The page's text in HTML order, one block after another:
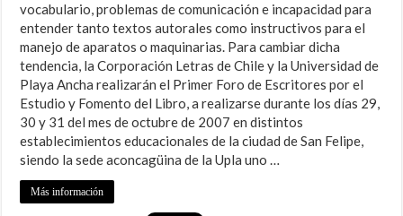
vocabulario, problemas de comunicación e incapacidad para
entender tanto textos autorales como instructivos para el
manejo de aparatos o maquinarias. Para cambiar dicha
tendencia, la Corporación Letras de Chile y la Universidad de
Playa Ancha realizarán el Primer Foro de Escritores por el
Estudio y Fomento del Libro, a realizarse durante los días 29,
30 y 31 del mes de octubre de 2007 en distintos
establecimientos educacionales de la ciudad de San Felipe,
siendo la sede aconcagüina de la Upla uno …
Más información